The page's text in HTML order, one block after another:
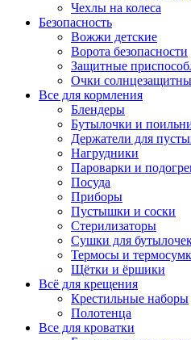
Чехлы на колеса
Безопасность
Вожжи детские
Ворота безопасности
Защитные
Очки
Все для кормления
Блендеры
Бутылочки и
Держатели для
Нагрудники
Пароварки и
Посуда
Приборы
Пустышки и соски
Стерилизаторы
Сушки для
Термосы и
Щётки и ёршики
Всё для крещения
Крестильные наборы
Полотенца
Все для кроватки